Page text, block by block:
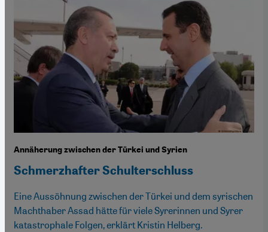
Annäherung zwischen der Türkei und Syrien
Schmerzhafter Schulterschluss
Eine Aussöhnung zwischen der Türkei und dem syrischen
Machthaber Assad hätte für viele Syrerinnen und Syrer
katastrophale Folgen, erklärt Kristin Helberg.